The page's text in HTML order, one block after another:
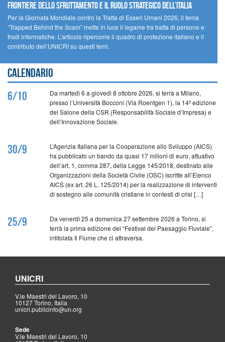
FRONTIERE DELLO SFRUTTAMENTO E IL RUOLO STRATEGICO DELL’ITALIA
Per la Giornata Mondiale contro la Tratta di Esseri Umani 2026, il tema
“Trapped Behind the Scam” mette in luce il legame tra tratta di persone e
frodi informatiche. L’articolo ripercorre il quadro di protezione italiano e il
contributo dell’UNICRI su questi temi.
Calendario
6/10
Da martedì 6 a giovedì 8 ottobre 2026, si terrà a Milano,
presso l’Università Bocconi (Via Roentgen 1), la 14ª edizione
del Salone della CSR (Responsabilità Sociale d’Impresa) e
dell’Innovazione Sociale.
30/9
L’Agenzia Italiana per la Cooperazione allo Sviluppo (AICS)
ha pubblicato un bando da quasi 17 milioni di euro, attuativo
dell’art. 1, comma 287, della Legge 145/2018, destinato alle
Organizzazioni della Società Civile (OSC) iscritte all’Elenco
AICS (ex art. 26 L. 125/2014) per la realizzazione di interventi
di sostegno alle comunità cristiane in contesti di crisi […]
25/9
Da venerdì 25 a domenica 27 settembre 2026 a Torino, si
terrà la prima edizione del “Festival del Paesaggio Fluviale”,
intitolata Il Fiume che ci attraversa.
UNICRI
V.le Maestri del Lavoro, 10
10127 Torino, Italia
unicri.publicinfo@un.org
Sede
V.le Maestri del Lavoro, 10